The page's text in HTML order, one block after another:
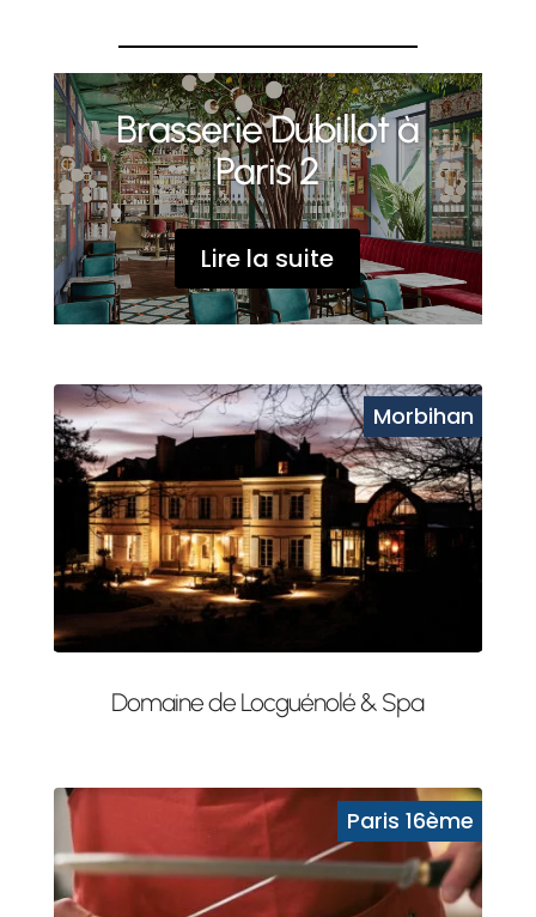
Brasserie Dubillot à
Paris 2
Lire la suite
Domaine de Locguénolé & Spa